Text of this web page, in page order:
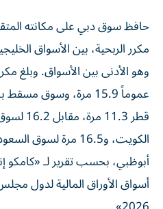
حافظ سوق دبي على مكانته
وهو الأدنى بين الأسواق. وبلغ
أبوظبي، بحسب تقرير لـ «كامكو
أسواق الأوراق المالية لدول
2026».